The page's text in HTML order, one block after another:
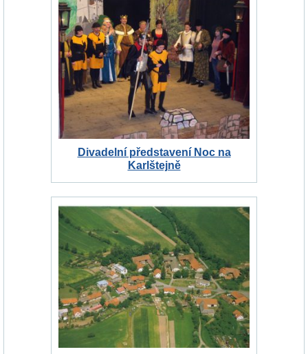
Divadelní představení Noc na
Karlštejně